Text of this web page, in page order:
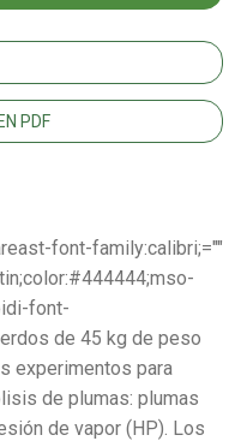
PDF
font-family:calibri;=""
font-
de 45 kg de peso
experimentos para
de plumas: plumas
de vapor (HP). Los